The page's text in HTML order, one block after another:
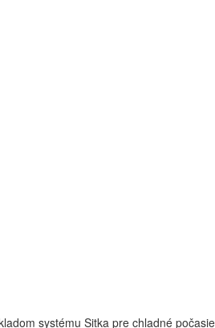
systému Sitka pre chladné